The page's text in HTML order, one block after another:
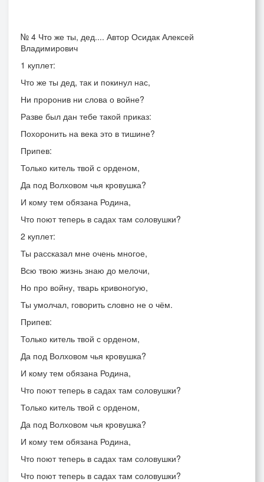
№ 4 Что же ты, дед.... Автор Осидак Алексей
Владимирович
1 куплет:
Что же ты дед, так и покинул нас,
Ни проронив ни слова о войне?
Разве был дан тебе такой приказ:
Похоронить на века это в тишине?
Припев:
Только китель твой с орденом,
Да под Волховом чья кровушка?
И кому тем обязана Родина,
Что поют теперь в садах там соловушки?
2 куплет:
Ты рассказал мне очень многое,
Всю твою жизнь знаю до мелочи,
Но про войну, тварь кривоногую,
Ты умолчал, говорить словно не о чём.
Припев:
Только китель твой с орденом,
Да под Волховом чья кровушка?
И кому тем обязана Родина,
Что поют теперь в садах там соловушки?
Только китель твой с орденом,
Да под Волховом чья кровушка?
И кому тем обязана Родина,
Что поют теперь в садах там соловушки?
Что поют теперь в садах там соловушки?